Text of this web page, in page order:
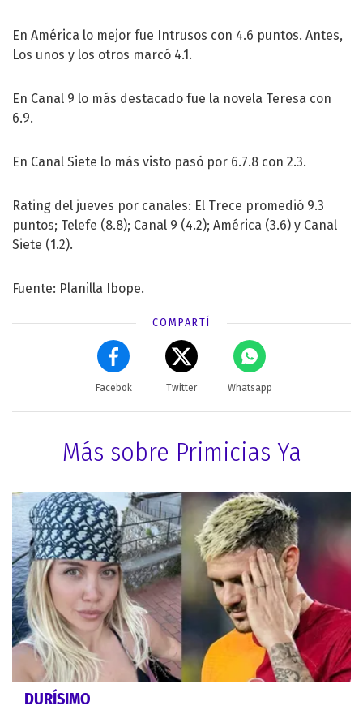
En América lo mejor fue Intrusos con 4.6 puntos. Antes,
Los unos y los otros marcó 4.1.
En Canal 9 lo más destacado fue la novela Teresa con
6.9.
En Canal Siete lo más visto pasó por 6.7.8 con 2.3.
Rating del jueves por canales: El Trece promedió 9.3
puntos; Telefe (8.8); Canal 9 (4.2); América (3.6) y Canal
Siete (1.2).
Fuente: Planilla Ibope.
COMPARTÍ
Facebok Twitter Whatsapp
Más sobre Primicias Ya
DURÍSIMO